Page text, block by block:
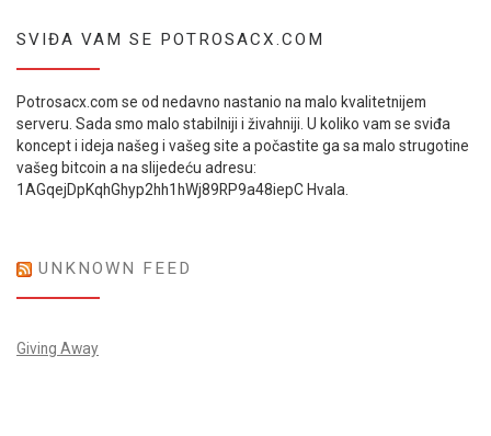
SVIĐA VAM SE POTROSACX.COM
Potrosacx.com se od nedavno nastanio na malo kvalitetnijem
serveru. Sada smo malo stabilniji i živahniji. U koliko vam se sviđa
koncept i ideja našeg i vašeg site a počastite ga sa malo strugotine
vašeg bitcoin a na slijedeću adresu:
1AGqejDpKqhGhyp2hh1hWj89RP9a48iepC Hvala.
UNKNOWN FEED
Giving Away